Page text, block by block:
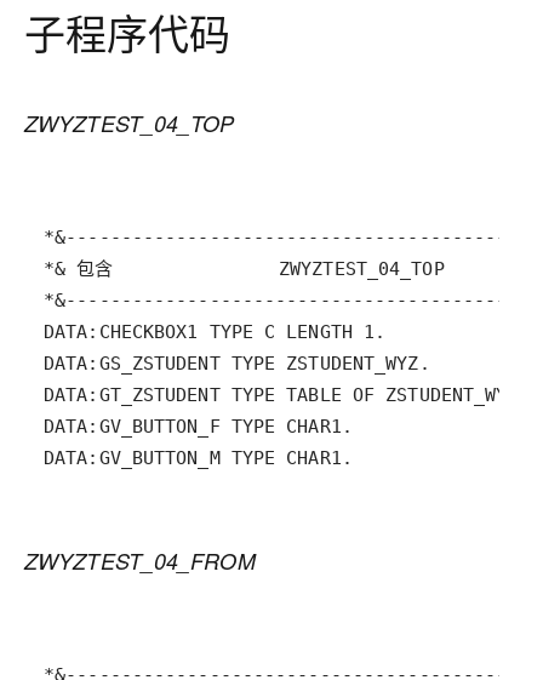
子程序代码
ZWYZTEST_04_TOP
*& 包含               ZWYZTEST_04_TOP
DATA:GV_BUTTON_M TYPE CHAR1.
ZWYZTEST_04_FROM